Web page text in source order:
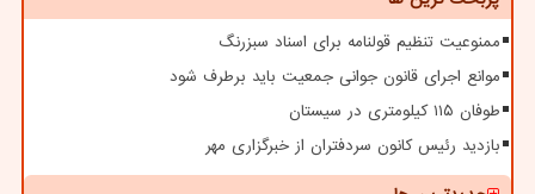
ممنوعیت تنظیم قولنامه برای اسناد سبزرنگ
موانع اجرای قانون جوانی جمعیت باید برطرف شود
طوفان ۱۱۵ کیلومتری در سیستان
بازدید رئیس کانون سردفتران از خبرگزاری مهر